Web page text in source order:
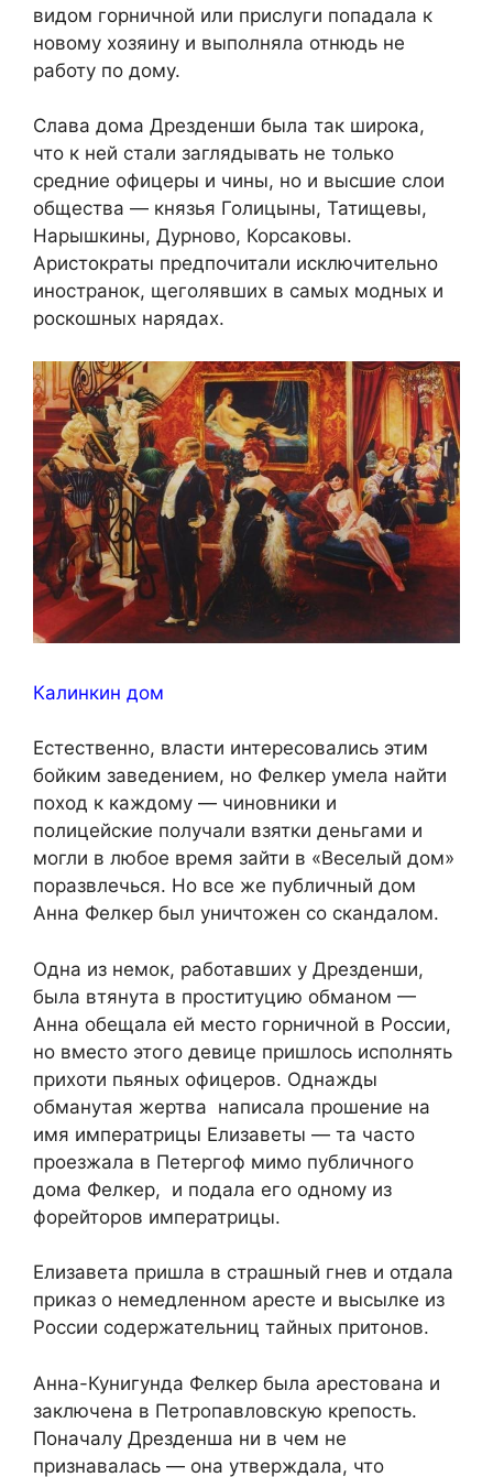
видом горничной или прислуги попадала к
новому хозяину и выполняла отнюдь не
работу по дому.
Слава дома Дрезденши была так широка,
что к ней стали заглядывать не только
средние офицеры и чины, но и высшие слои
общества — князья Голицыны, Татищевы,
Нарышкины, Дурново, Корсаковы.
Аристократы предпочитали исключительно
иностранок, щеголявших в самых модных и
роскошных нарядах.
Калинкин дом
Естественно, власти интересовались этим
бойким заведением, но Фелкер умела найти
поход к каждому — чиновники и
полицейские получали взятки деньгами и
могли в любое время зайти в «Веселый дом»
поразвлечься. Но все же публичный дом
Анна Фелкер был уничтожен со скандалом.
Одна из немок, работавших у Дрезденши,
была втянута в проституцию обманом —
Анна обещала ей место горничной в России,
но вместо этого девице пришлось исполнять
прихоти пьяных офицеров. Однажды
обманутая жертва написала прошение на
имя императрицы Елизаветы — та часто
проезжала в Петергоф мимо публичного
дома Фелкер, и подала его одному из
форейторов императрицы.
Елизавета пришла в страшный гнев и отдала
приказ о немедленном аресте и высылке из
России содержательниц тайных притонов.
Анна-Кунигунда Фелкер была арестована и
заключена в Петропавловскую крепость.
Поначалу Дрезденша ни в чем не
признавалась — она утверждала, что